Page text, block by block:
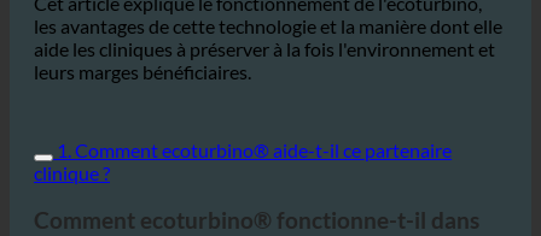
Cet article explique le fonctionnement de l'écoturbino,
les avantages de cette technologie et la manière dont elle
clinique ?